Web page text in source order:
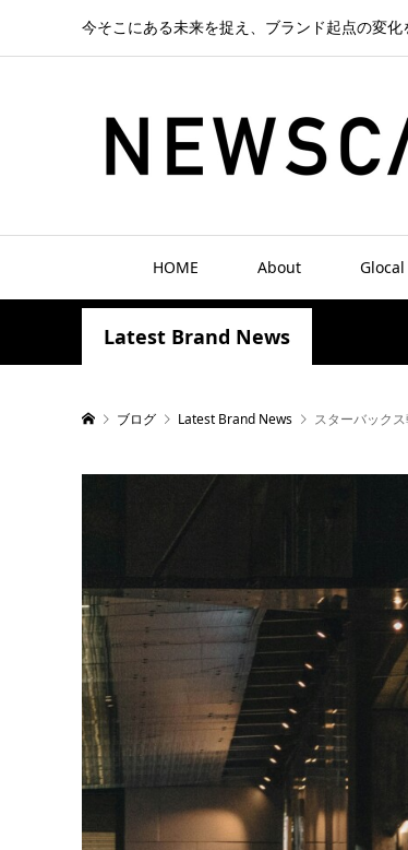
今そこにある未来を捉え、ブランド起点の変化
HOME About
Latest Brand News
ブログ Latest Brand News スターバック